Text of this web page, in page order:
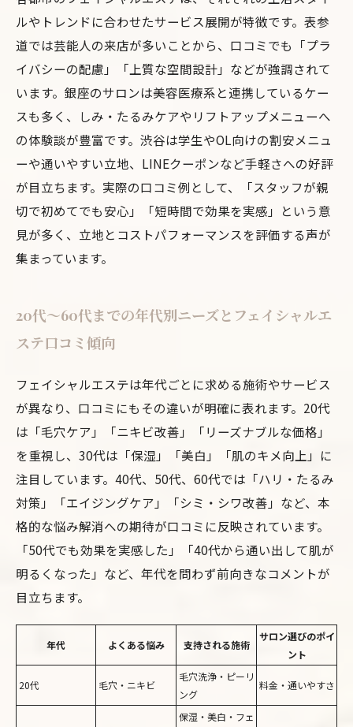
ルやトレンドに合わせたサービス展開が特徴です。表参
道では芸能人の来店が多いことから、口コミでも「プラ
イバシーの配慮」「上質な空間設計」などが強調されて
います。銀座のサロンは美容医療系と連携しているケー
スも多く、しみ・たるみケアやリフトアップメニューへ
の体験談が豊富です。渋谷は学生やOL向けの割安メニュ
ーや通いやすい立地、LINEクーポンなど手軽さへの好評
が目立ちます。実際の口コミ例として、「スタッフが親
切で初めてでも安心」「短時間で効果を実感」という意
見が多く、立地とコストパフォーマンスを評価する声が
集まっています。
20代～60代までの年代別ニーズとフェイシャルエ
ステ口コミ傾向
フェイシャルエステは年代ごとに求める施術やサービス
が異なり、口コミにもその違いが明確に表れます。20代
は「毛穴ケア」「ニキビ改善」「リーズナブルな価格」
を重視し、30代は「保湿」「美白」「肌のキメ向上」に
注目しています。40代、50代、60代では「ハリ・たるみ
対策」「エイジングケア」「シミ・シワ改善」など、本
格的な悩み解消への期待が口コミに反映されています。
「50代でも効果を実感した」「40代から通い出して肌が
明るくなった」など、年代を問わず前向きなコメントが
目立ちます。
年代 よくある悩み 支持される施術
サロン選びのポイ
ント
20代 毛穴・ニキビ
毛穴洗浄・ピーリ
ング
料金・通いやすさ
保湿・美白・フェ